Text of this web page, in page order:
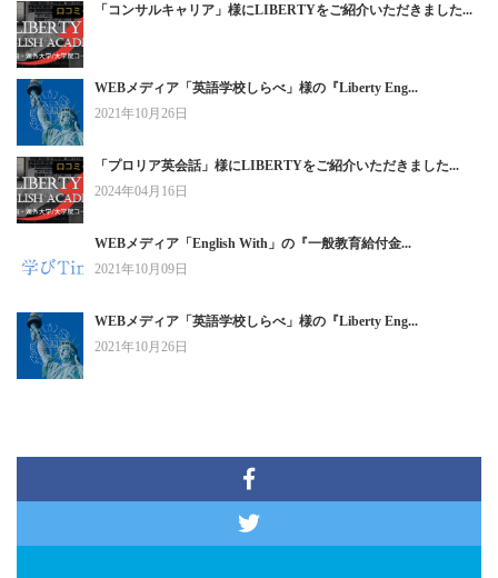
「コンサルキャリア」様にLIBERTYをご紹介いただきました...
WEBメディア「英語学校しらべ」様の『Liberty Eng...
2021年10月26日
「プロリア英会話」様にLIBERTYをご紹介いただきました...
2024年04月16日
WEBメディア「English With」の『一般教育給付金...
2021年10月09日
WEBメディア「英語学校しらべ」様の『Liberty Eng...
2021年10月26日